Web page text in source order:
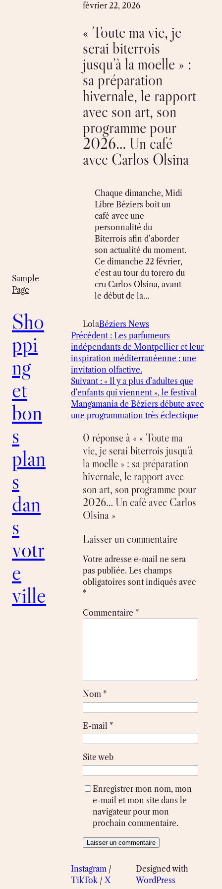
Sample
Page
Sho
ppi
ng
et
bon
s
plan
s
dan
s
votr
e
ville
février 22, 2026
« Toute ma vie, je
serai biterrois
jusqu’à la moelle » :
sa préparation
hivernale, le rapport
avec son art, son
programme pour
2026… Un café
avec Carlos Olsina
Chaque dimanche, Midi
Libre Béziers boit un
café avec une
personnalité du
Biterrois afin d’aborder
son actualité du moment.
Ce dimanche 22 février,
c’est au tour du torero du
cru Carlos Olsina, avant
le début de la…
LolaBéziers News
Précédent : Les parfumeurs
indépendants de Montpellier et leur
inspiration méditerranéenne : une
invitation olfactive.
Suivant : « Il y a plus d’adultes que
d’enfants qui viennent », le festival
Mangamania de Béziers débute avec
une programmation très éclectique
0 réponse à « « Toute ma
vie, je serai biterrois jusqu’à
la moelle » : sa préparation
hivernale, le rapport avec
son art, son programme pour
2026… Un café avec Carlos
Olsina »
Laisser un commentaire
Votre adresse e-mail ne sera
pas publiée. Les champs
obligatoires sont indiqués avec
*
Commentaire *
Nom *
E-mail *
Site web
Enregistrer mon nom, mon
e-mail et mon site dans le
navigateur pour mon
prochain commentaire.
Instagram /
TikTok/X
Designed with
WordPress